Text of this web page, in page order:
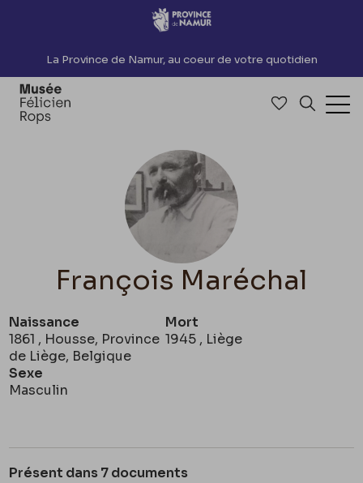
Accèder directement au contenu
La Province de Namur, au coeur de votre quotidien
Accéder à
François Maréchal
Naissance
1861 , Housse, Province
de Liège, Belgique
Mort
1945 , Liège
Sexe
Masculin
Présent dans 7 documents